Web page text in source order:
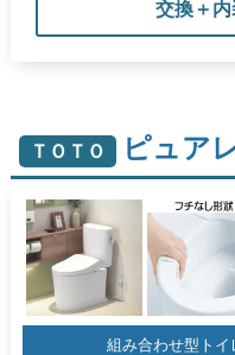
交換＋
ＴＯＴＯ ピュア
組み合わせ型ト